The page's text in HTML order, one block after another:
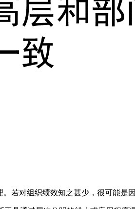
若对组织绩效知之甚少，很可能是